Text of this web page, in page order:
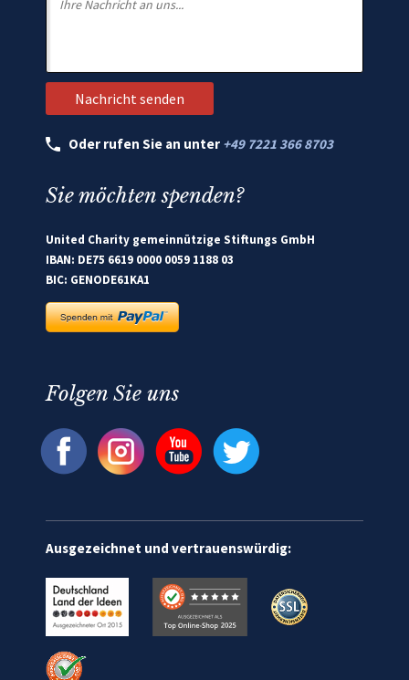
Oder rufen Sie an unter +49 7221 366 8703
Sie möchten spenden?
United Charity gemeinnützige Stiftungs GmbH
IBAN: DE75 6619 0000 0059 1188 03
BIC: GENODE61KA1
Folgen Sie uns
Ausgezeichnet und vertrauenswürdig: